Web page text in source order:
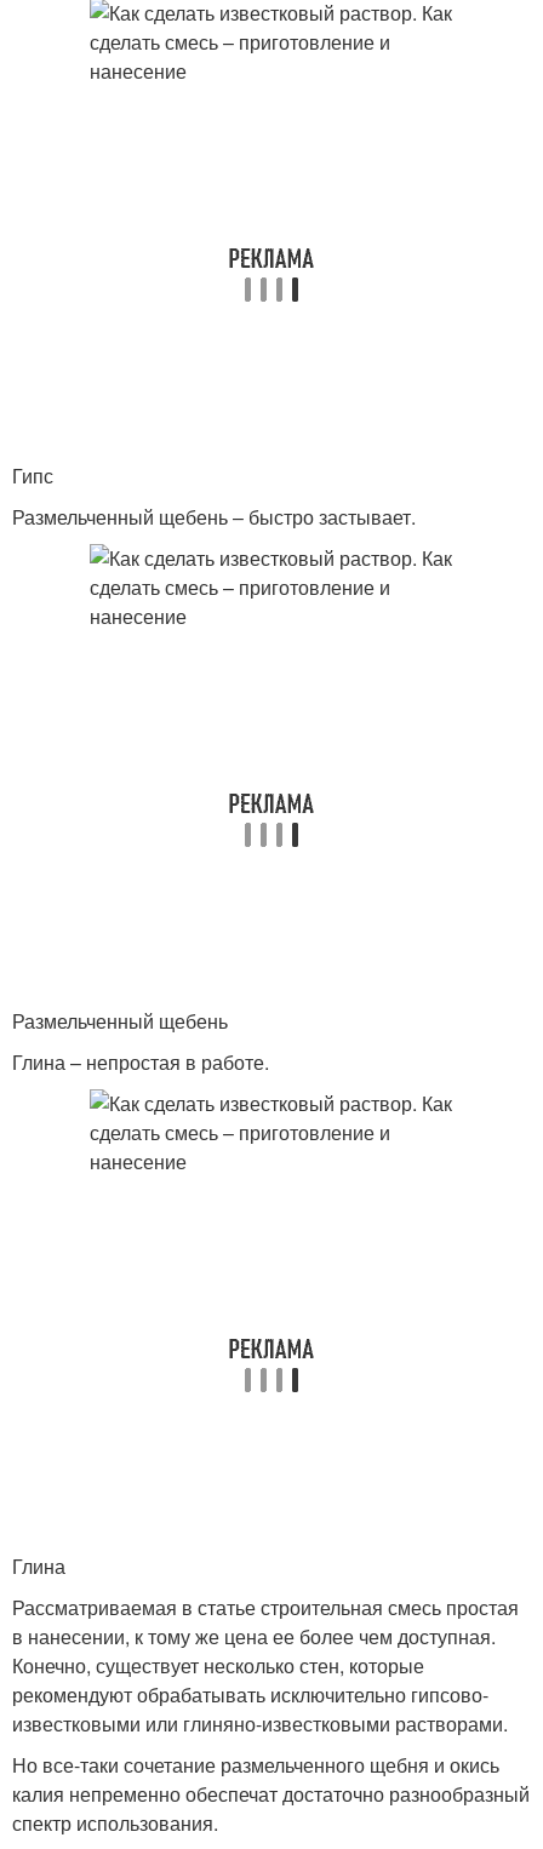
Гипс
Размельченный щебень – быстро застывает.
Размельченный щебень
Глина – непростая в работе.
Глина
Рассматриваемая в статье строительная смесь простая
в нанесении, к тому же цена ее более чем доступная.
Конечно, существует несколько стен, которые
рекомендуют обрабатывать исключительно гипсово-
известковыми или глиняно-известковыми растворами.
Но все-таки сочетание размельченного щебня и окись
калия непременно обеспечат достаточно разнообразный
спектр использования.